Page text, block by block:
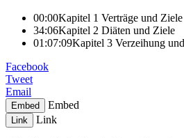
00:00Kapitel 1 Verträge und Ziele
34:06Kapitel 2 Diäten und Ziele
01:07:09Kapitel 3 Verzeihung
Facebook
Tweet
Email
Embed Embed
Link Link